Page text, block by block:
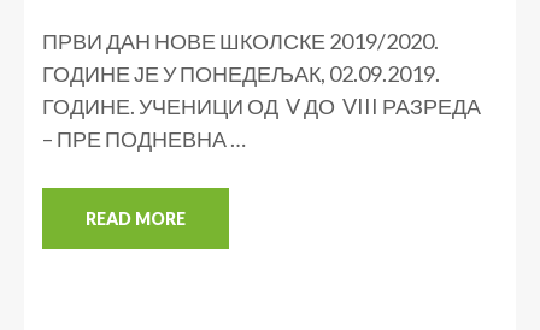
ПРВИ ДАН НОВЕ ШКОЛСКЕ 2019/2020.
ГОДИНЕ ЈЕ У ПОНЕДЕЉАК, 02.09.2019.
ГОДИНЕ. УЧЕНИЦИ ОД V ДО VIII РАЗРЕДА
– ПРЕ ПОДНЕВНА …
READ MORE